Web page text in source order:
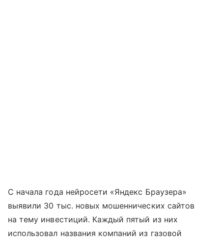
С начала года нейросети «Яндекс Браузера»
выявили 30 тыс. новых мошеннических сайтов
на тему инвестиций. Каждый пятый из них
использовал названия компаний из газовой